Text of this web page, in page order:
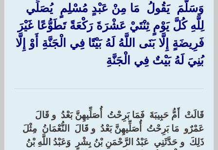
وَسَلَّمَ ‏ ‏يَقُولُ ‏ ‏مَا مِنْ عَبْدٍ مُسْلِمٍ ‏ ‏يُصَلِّي
لِلَّهِ كُلَّ يَوْمٍ ثِنْتَيْ عَشْرَةَ رَكْعَةً تَطَوُّعًا غَيْرَ
فَرِيضَةٍ إِلَّا بَنَى اللَّهُ لَهُ بَيْتًا فِي الْجَنَّةِ أَوْ إِلَّا
بُنِيَ لَهُ بَيْتٌ فِي الْجَنَّةِ ‏
‏قَالَتْ ‏ ‏أَمُّ حَبِيبَةَ ‏ ‏فَمَا بَرِحْتُ ‏ ‏أُصَلِّيهِنَّ بَعْدُ ‏ ‏و قَالَ ‏
‏عَمْرٌو ‏ ‏مَا بَرِحْتُ ‏ ‏أُصَلِّيهِنَّ بَعْدُ ‏ ‏و قَالَ ‏ ‏النُّعْمَانُ ‏ ‏مِثْلَ
ذَلِكَ ‏ ‏و حَدَّثَنِي ‏ ‏عَبْدُ الرَّحْمَنِ بْنُ بِشْرٍ ‏ ‏وَعَبْدُ اللَّهِ بْنُ